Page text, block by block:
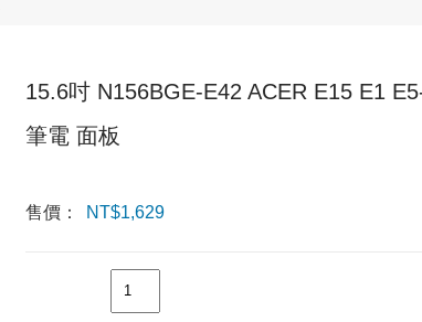
15.6吋 N156BGE-E42 ACER E15 E1
筆電 面板
售價： NT$1,629